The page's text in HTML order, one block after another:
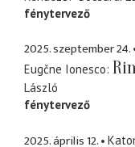
fénytervező
2025. szeptember 24.
Eugčne Ionesco
László
fénytervező
2025. április 12.